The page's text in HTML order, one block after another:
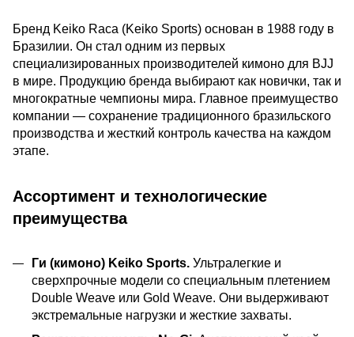
Бренд Keiko Raca (Keiko Sports) основан в 1988 году в
Бразилии. Он стал одним из первых
специализированных производителей кимоно для BJJ
в мире. Продукцию бренда выбирают как новички, так и
многократные чемпионы мира. Главное преимущество
компании — сохранение традиционного бразильского
производства и жесткий контроль качества на каждом
этапе.
Ассортимент и технологические
преимущества
Ги (кимоно) Keiko Sports. Ультралегкие и
сверхпрочные модели со специальным плетением
Double Weave или Gold Weave. Они выдерживают
экстремальные нагрузки и жесткие захваты.